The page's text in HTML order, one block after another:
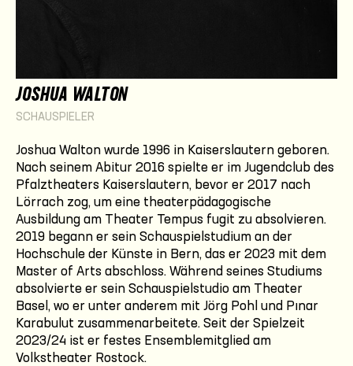
JOSHUA WALTON
SCHAUSPIELER
Joshua Walton wurde 1996 in Kaiserslautern geboren.
Nach seinem Abitur 2016 spielte er im Jugendclub des
Pfalztheaters Kaiserslautern, bevor er 2017 nach
Lörrach zog, um eine theaterpädagogische
Ausbildung am Theater Tempus fugit zu absolvieren.
2019 begann er sein Schauspielstudium an der
Hochschule der Künste in Bern, das er 2023 mit dem
Master of Arts abschloss. Während seines Studiums
absolvierte er sein Schauspielstudio am Theater
Basel, wo er unter anderem mit Jörg Pohl und Pınar
Karabulut zusammenarbeitete. Seit der Spielzeit
2023/24 ist er festes Ensemblemitglied am
Volkstheater Rostock.